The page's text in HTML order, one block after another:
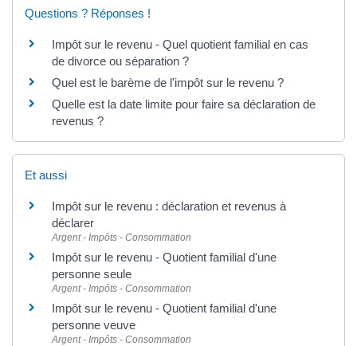
Questions ? Réponses !
Impôt sur le revenu - Quel quotient familial en cas
de divorce ou séparation ?
Quel est le barème de l'impôt sur le revenu ?
Quelle est la date limite pour faire sa déclaration de
revenus ?
Et aussi
Impôt sur le revenu : déclaration et revenus à
déclarer
Argent - Impôts - Consommation
Impôt sur le revenu - Quotient familial d'une
personne seule
Argent - Impôts - Consommation
Impôt sur le revenu - Quotient familial d'une
personne veuve
Argent - Impôts - Consommation